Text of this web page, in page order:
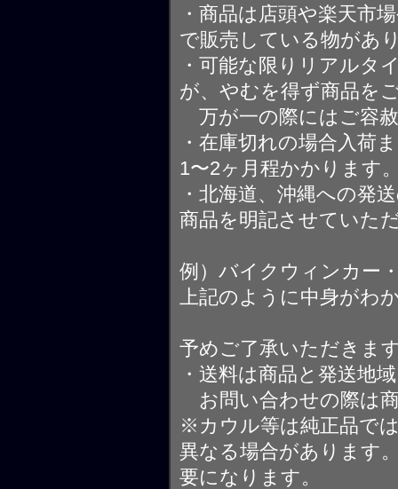
・商品は店頭や楽天市
で販売している物があ
・可能な限りリアルタ
が、やむを得ず商品を
万が一の際にはご容
・在庫切れの場合入荷
1〜2ヶ月程かかります
・北海道、沖縄への発
商品を明記させていた
例）バイクウィンカー
上記のように中身がわ
予めご了承いただきま
・送料は商品と発送地
お問い合わせの際は
※カウル等は純正品で
異なる場合があります
要になります。